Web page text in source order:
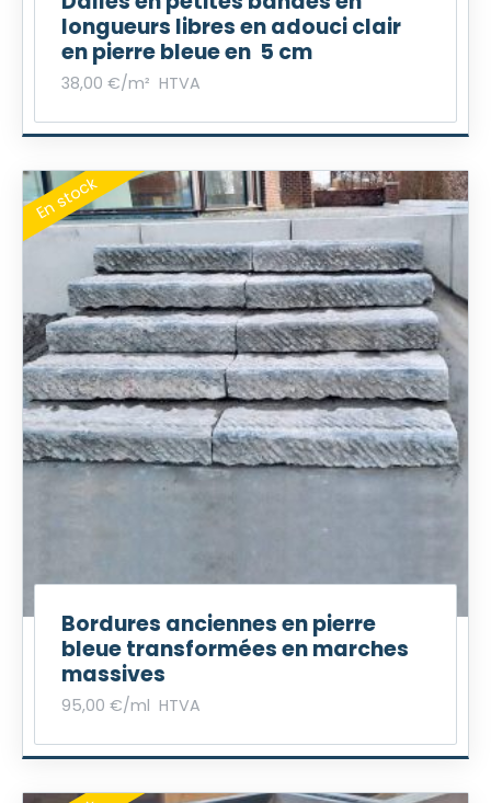
longueurs libres en adouci clair
en pierre bleue en 5 cm
38,00 € HTVA
/m²
Bordures anciennes en pierre
bleue transformées en marches
massives
95,00 € HTVA
/ml